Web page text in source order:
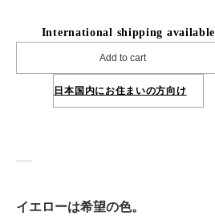
International shipping available
Add to cart
日本国内にお住まいの方向け
イエローは希望の色。